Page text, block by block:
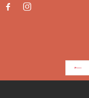
 